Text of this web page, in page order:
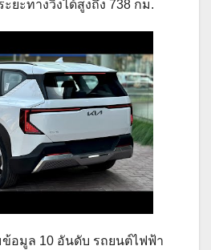
ยะทางวิ่งได้สูงถึง 738 กม.
ข้อมูล 10 อันดับ รถยนต์ไฟฟ้า